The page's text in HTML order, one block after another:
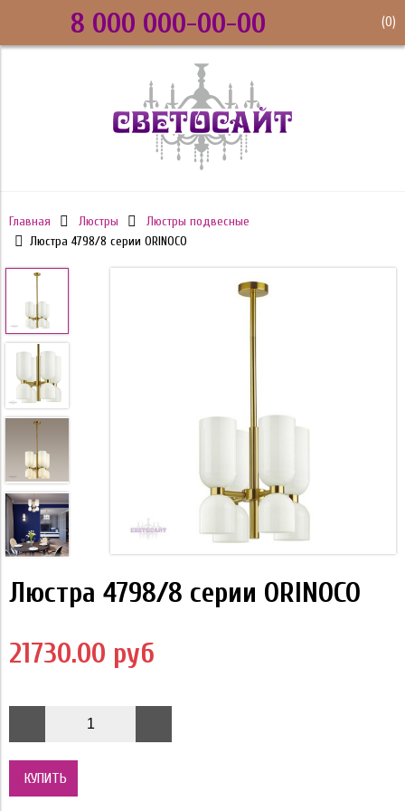
8 000 000-00-00 (0)
Главная Люстры
Люстры подвесные
Люстра 4798/8 серии ORINOCO
Люстра 4798/8 серии ORINOCO
21730.00 руб
КУПИТЬ